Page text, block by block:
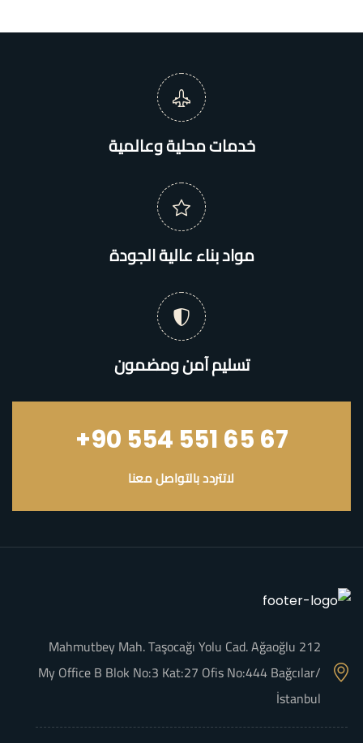
خدمات محلية وعالمية
مواد بناء عالية الجودة
تسليم آمن ومضمون
+90 554 551 65 67
لاتتردد بالتواصل معنا
Mahmutbey Mah. Taşocağı Yolu Cad. Ağaoğlu 212
My Office B Blok No:3 Kat:27 Ofis No:444 Bağcılar/
İstanbul